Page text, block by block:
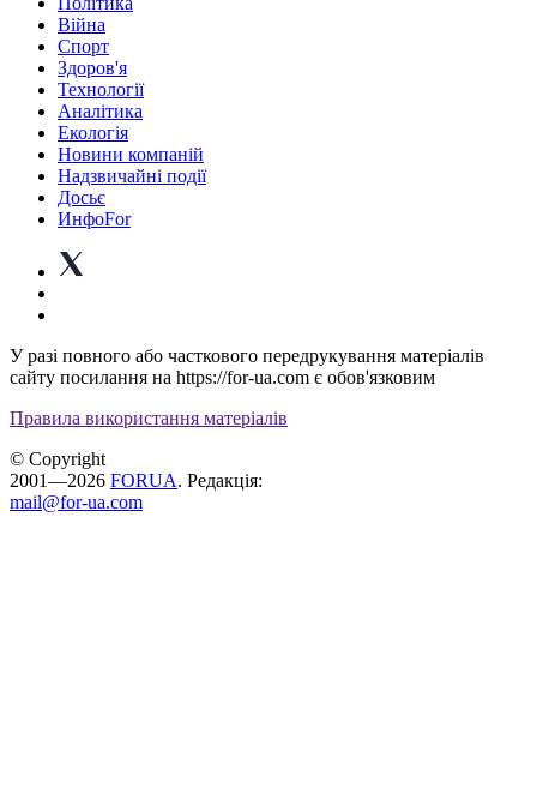
Війна
Спорт
Здоров'я
Технології
Аналітика
Екологія
Новини компаній
Надзвичайні події
Досьє
ИнфоFor
У разі повного або часткового передрукування матеріалів
сайту посилання на https://for-ua.com є обов'язковим
Правила використання матеріалів
© Copyright
2001—2026 FORUA. Редакція:
mail@for-ua.com